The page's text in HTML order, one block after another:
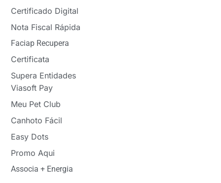
Certificado Digital
Nota Fiscal Rápida
Faciap Recupera
Certificata
Supera Entidades
Viasoft Pay
Meu Pet Club
Canhoto Fácil
Easy Dots
Promo Aqui
Associa + Energia